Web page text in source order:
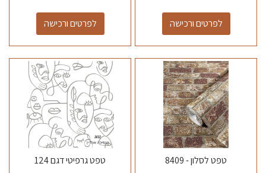
לפרטים ורכישה לפרטים ורכישה
טפט לסלון - 8409 טפט גרפיטי דגם 124